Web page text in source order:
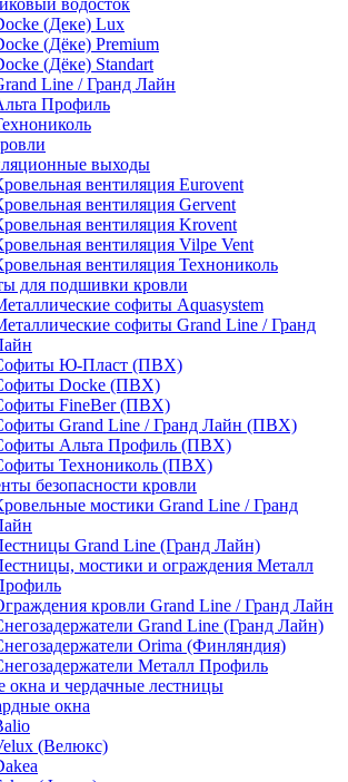
водосток
(Деке) Lux
(Дёке) Premium
(Дёке) Standart
Line / Гранд Лайн
Профиль
выходы
вентиляция Eurovent
вентиляция Gervent
вентиляция Krovent
вентиляция Vilpe Vent
вентиляция Технониколь
для подшивки кровли
софиты Aquasystem
софиты Grand Line / Гранд
Ю-Пласт (ПВХ)
Docke (ПВХ)
FineBer (ПВХ)
Grand Line / Гранд Лайн (ПВХ)
Альта Профиль (ПВХ)
Технониколь (ПВХ)
безопасности кровли
мостики Grand Line / Гранд
Grand Line (Гранд Лайн)
мостики и ограждения Металл
кровли Grand Line / Гранд Лайн
Grand Line (Гранд Лайн)
Orima (Финляндия)
Металл Профиль
окна и чердачные лестницы
окна
(Велюкс)